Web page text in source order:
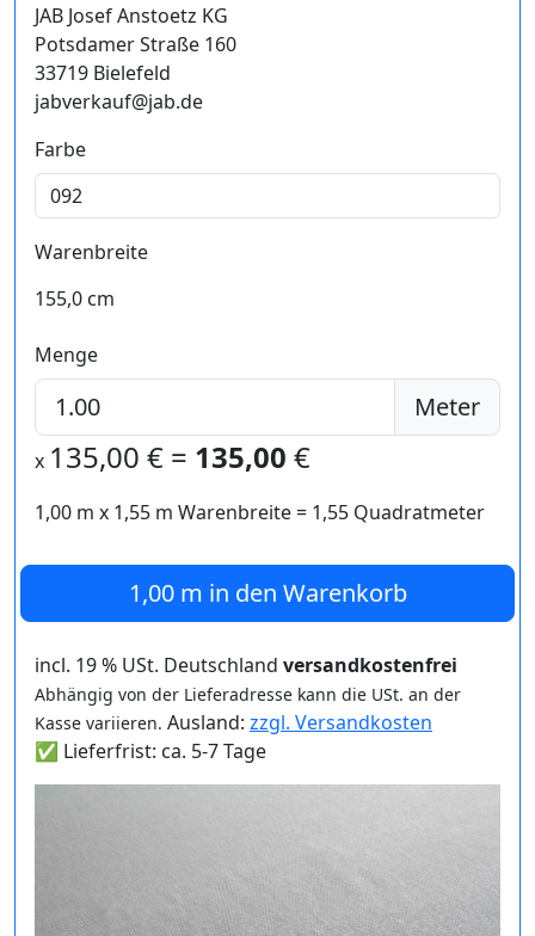
JAB Josef Anstoetz KG
Potsdamer Straße 160
33719 Bielefeld
jabverkauf@jab.de
Farbe
Warenbreite
155,0 cm
Menge
Meter
x 135,00 € = 135,00 €
1,00 m x 1,55 m Warenbreite = 1,55 Quadratmeter
1,00 m in den Warenkorb
incl. 19 % USt. Deutschland versandkostenfrei
Abhängig von der Lieferadresse kann die USt. an der
Kasse variieren. Ausland: zzgl. Versandkosten
✅ Lieferfrist: ca. 5-7 Tage